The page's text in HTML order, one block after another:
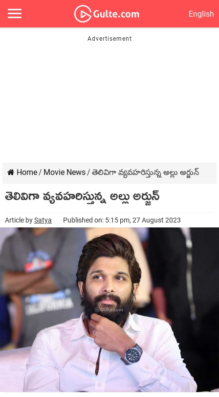
English
Home/ Movie News/ తెలివిగా వ్యవహరిస్తున్న అల్లు అర్జున్
తెలివిగా వ్యవహరిస్తున్న అల్లు అర్జున్
Article bySatya Published on: 5:15 pm, 27 August 2023